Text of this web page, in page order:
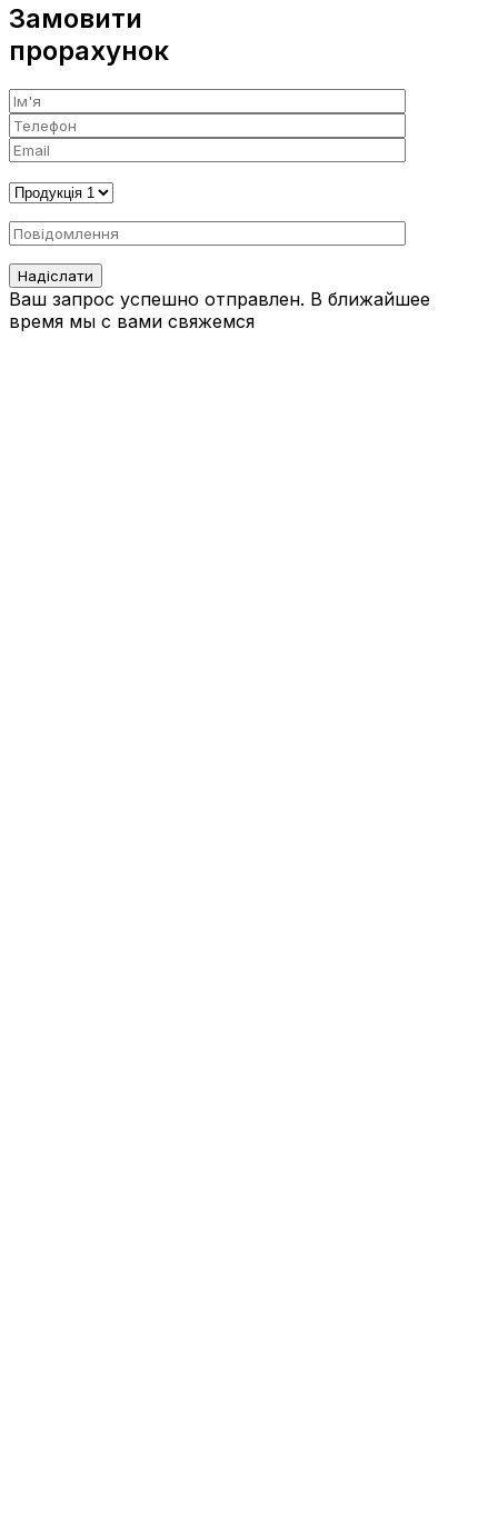
Замовити
прорахунок
Ваш запрос успешно отправлен. В ближайшее
время мы с вами свяжемся